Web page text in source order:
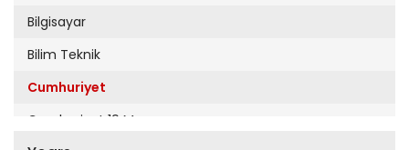
Bilgisayar
Bilim Teknik
Cumhuriyet
Cumhuriyet 19 Mayıs